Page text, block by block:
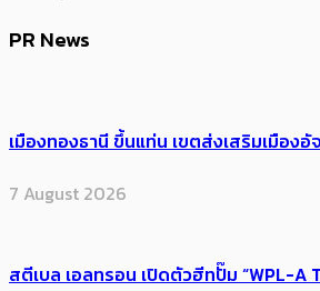
PR News
เมืองทองธานี ขึ้นแท่น เขตส่งเสริมเมือง
7 August 2026
สตีเบล เอลทรอน เปิดตัวฮีทปั๊ม “WPL-A